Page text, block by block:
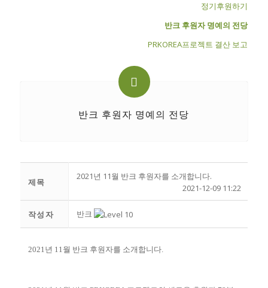
정기후원하기
반크 후원자 명예의 전당
PRKOREA프로젝트 결산 보고
반크 후원자 명예의 전당
제목
2021년 11월 반크 후원자를 소개합니다.
2021-12-09 11:22
작성자 반크
2021년 11월 반크 후원자를 소개합니다.